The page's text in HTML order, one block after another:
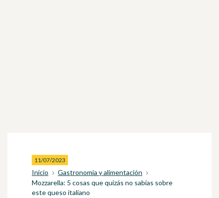
11/07/2023
Inicio
Gastronomía y alimentación
Mozzarella: 5 cosas que quizás no sabías sobre
este queso italiano